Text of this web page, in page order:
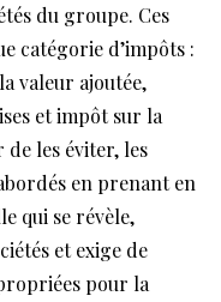
du groupe. Ces
catégorie d’impôts :
valeur ajoutée,
et impôt sur la
les éviter, les
en prenant en
qui se révèle,
et exige de
pour la